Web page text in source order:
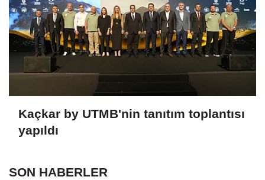
Kaçkar by UTMB'nin tanıtım toplantısı
yapıldı
SON HABERLER